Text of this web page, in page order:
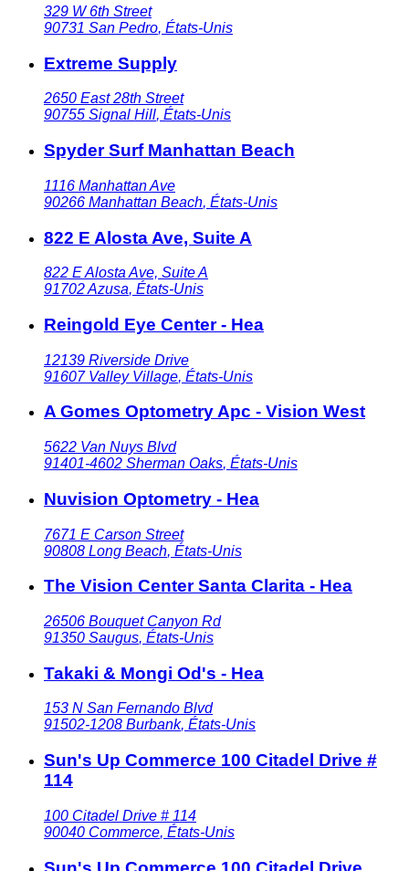
329 W 6th Street
90731 San Pedro, États-Unis
Extreme Supply
2650 East 28th Street
90755 Signal Hill, États-Unis
Spyder Surf Manhattan Beach
1116 Manhattan Ave
90266 Manhattan Beach, États-Unis
822 E Alosta Ave, Suite A
822 E Alosta Ave, Suite A
91702Azusa, États-Unis
Reingold Eye Center - Hea
12139 Riverside Drive
91607 Valley Village, États-Unis
A Gomes Optometry Apc - Vision West
5622 Van Nuys Blvd
91401-4602 Sherman Oaks, États-Unis
Nuvision Optometry - Hea
7671 E Carson Street
90808 Long Beach, États-Unis
The Vision Center Santa Clarita - Hea
26506 Bouquet Canyon Rd
91350 Saugus, États-Unis
Takaki & Mongi Od's - Hea
153 N San Fernando Blvd
91502-1208 Burbank, États-Unis
Sun's Up Commerce 100 Citadel Drive #
114
100 Citadel Drive # 114
90040 Commerce, États-Unis